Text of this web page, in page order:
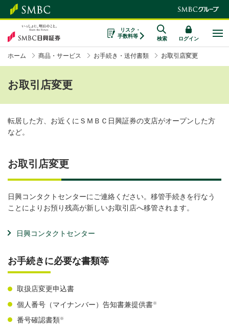
リスク・
手数料等
検索 ログイン
ホーム 商品・サービス お手続き・送付書類 お取引店変更
お取引店変更
転居した方、お近くにＳＭＢＣ日興証券の支店がオープンした方
など。
お取引店変更
日興コンタクトセンターにご連絡ください。移管手続きを行なう
ことによりお預り残高が新しいお取引店へ移管されます。
日興コンタクトセンター
お手続きに必要な書類等
取扱店変更申込書
個人番号（マイナンバー）告知書兼提供書※
番号確認書類※